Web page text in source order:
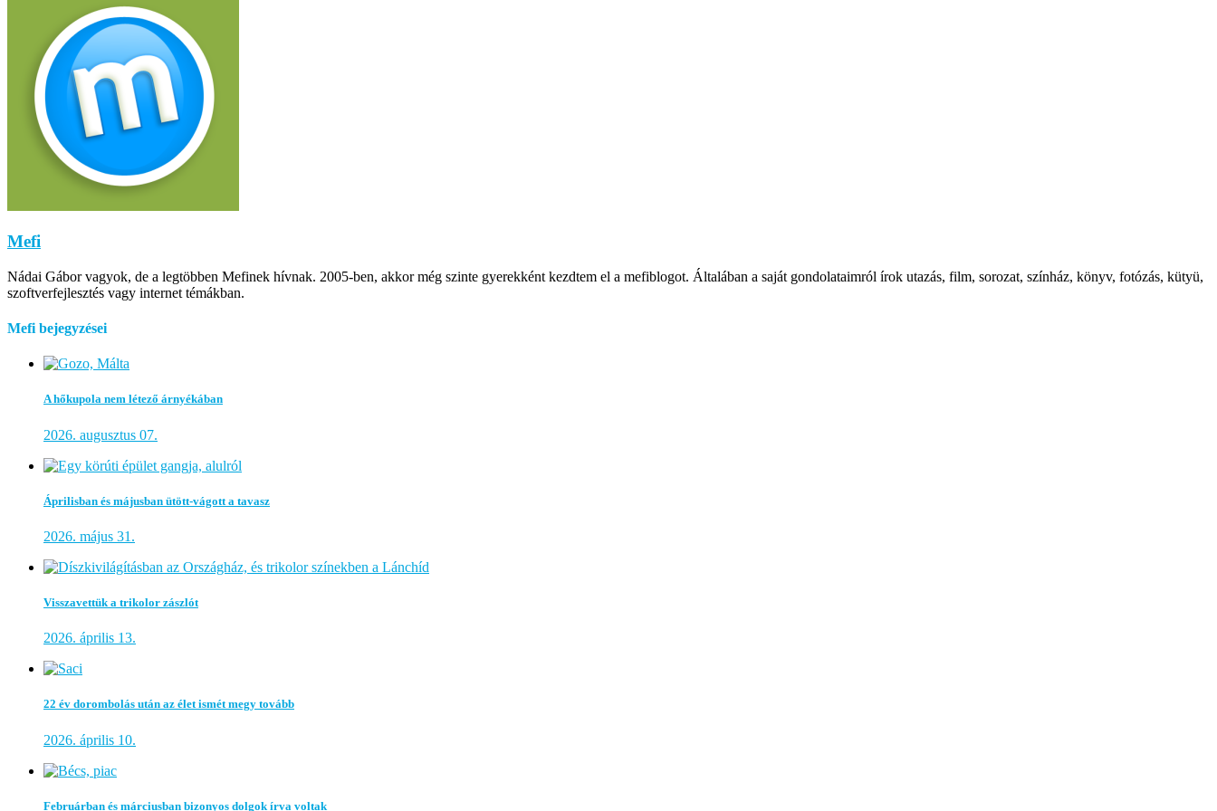
Mefi
Nádai Gábor vagyok, de a legtöbben Mefinek hívnak. 2005-ben, akkor még szinte gyerekként kezdtem el a mefiblogot. Általában a saját gondolataimról írok utazás, film, sorozat, színház, könyv, fotózás, kütyü,
szoftverfejlesztés vagy internet témákban.
Mefi bejegyzései
A hőkupola nem létező árnyékában
2026. augusztus 07.
Áprilisban és májusban ütött-vágott a tavasz
2026. május 31.
Visszavettük a trikolor zászlót
2026. április 13.
22 év dorombolás után az élet ismét megy tovább
2026. április 10.
Februárban és márciusban bizonyos dolgok írva voltak